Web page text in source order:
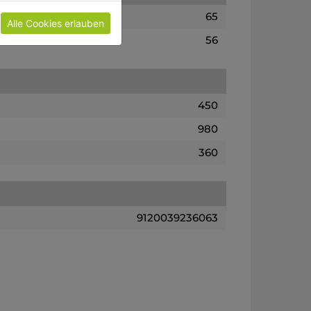
65
56
450
980
360
9120039236063
Alle Cookies erlauben